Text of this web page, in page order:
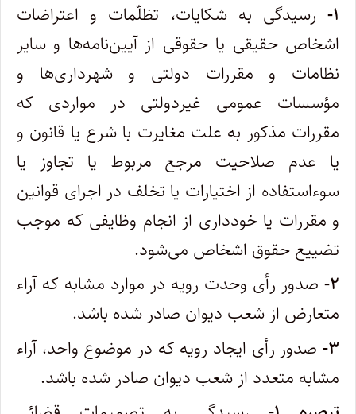
۱-
رسیدگی به شکایات، تظلّمات و اعتراضات
اشخاص حقیقی یا حقوقی از آیین‌نامه‌ها و سایر
نظامات و مقررات دولتی و شهرداری‌ها و
مؤسسات عمومی غیردولتی در مواردی که
مقررات مذکور به علت مغایرت با شرع یا قانون و
یا عدم صلاحیت مرجع مربوط یا تجاوز یا
سوءاستفاده از اختیارات یا تخلف در اجرای قوانین
و مقررات یا خودداری از انجام وظایفی که موجب
تضییع حقوق اشخاص می‌شود.
۲- صدور رأی وحدت رویه در موارد مشابه که آراء
متعارض از شعب دیوان صادر شده باشد.
۳- صدور رأی ایجاد رویه که در موضوع واحد، آراء
مشابه متعدد از شعب دیوان صادر شده باشد.